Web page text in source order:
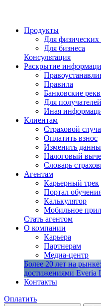
Продукты
Для физических
Для бизнеса
Консультация
Раскрытие
Правила
Банковские
Для
Иная
Клиентам
Страховой
Оплатить взнос
Изменить
Налоговый
Словарь
Агентам
Карьерный трек
Портал
Калькулятор
Мобильное
Стать агентом
О компании
Карьера
Партнерам
Медиа-центр
Более 20 лет на
достижениями Everia
Контакты
Оплатить